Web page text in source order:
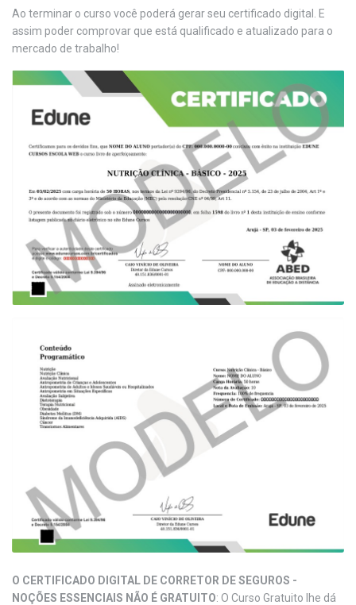
Ao terminar o curso você poderá gerar seu certificado digital. E
assim poder comprovar que está qualificado e atualizado para o
mercado de trabalho!
O CERTIFICADO DIGITAL DE CORRETOR DE SEGUROS -
NOÇÕES ESSENCIAIS NÃO É GRATUITO: O Curso Gratuito lhe dá